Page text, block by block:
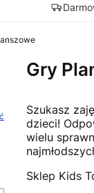
Gry
Szukasz
dzieci!
wielu
Sklep Kids